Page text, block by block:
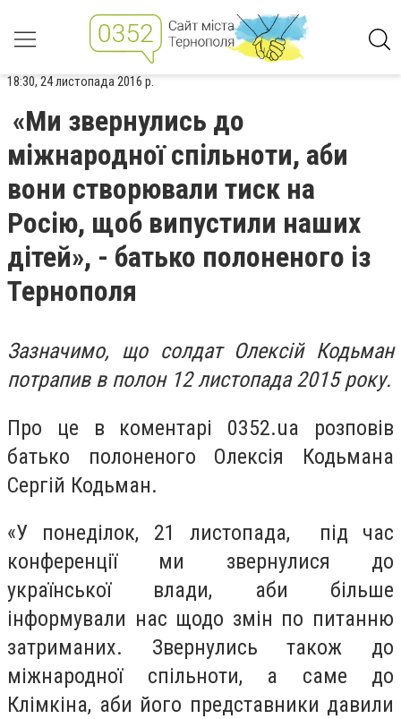
18:30, 24 листопада 2016 р.
«Ми звернулись до
міжнародної спільноти, аби
вони створювали тиск на
Росію, щоб випустили наших
дітей», - батько полоненого із
Тернополя
Зазначимо, що солдат Олексій Кодьман
потрапив в полон 12 листопада 2015 року.
Про це в коментарі 0352.ua розповів
батько полоненого Олексія Кодьмана
Сергій Кодьман.
«У понеділок, 21 листопада, під час
конференції ми звернулися до
української влади, аби більше
інформували нас щодо змін по питанню
затриманих. Звернулись також до
міжнародної спільноти, а саме до
Клімкіна, аби його представники давили